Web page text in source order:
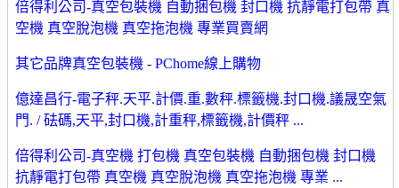
倍得利公司-真空包裝機 自動捆包機 封口機 抗靜電打包帶 真
空機 真空脫泡機 真空拖泡機 專業買賣網
其它品牌真空包裝機 - PChome線上購物
億達昌行-電子秤.天平.計價.重.數秤.標籤機.封口機.議晟空氣
門. / 砝碼,天平,封口機,計重秤,標籤機,計價秤 ...
倍得利公司-真空機 打包機 真空包裝機 自動捆包機 封口機
抗靜電打包帶 真空機 真空脫泡機 真空拖泡機 專業 ...